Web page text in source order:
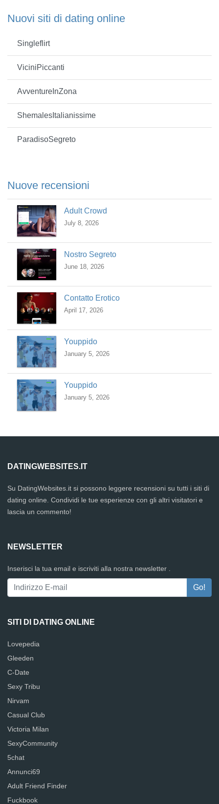
Nuovi siti di dating online
Singleflirt
ViciniPiccanti
AvventureInZona
ShemalesItalianissime
ParadisoSegreto
Nuove recensioni
Adult Crowd
July 8, 2026
Nostro Segreto
June 18, 2026
Contatto Erotico
April 17, 2026
Youppido
January 5, 2026
Youppido
January 5, 2026
DATINGWEBSITES.IT
Su DatingWebsites.it si possono leggere recensioni su tutti i siti di
dating online. Condividi le tue esperienze con gli altri visitatori e
lascia un commento!
NEWSLETTER
Inserisci la tua email e iscriviti alla nostra newsletter .
SITI DI DATING ONLINE
Lovepedia
Gleeden
C-Date
Sexy Tribu
Nirvam
Casual Club
Victoria Milan
SexyCommunity
5chat
Annunci69
Adult Friend Finder
Fuckbook